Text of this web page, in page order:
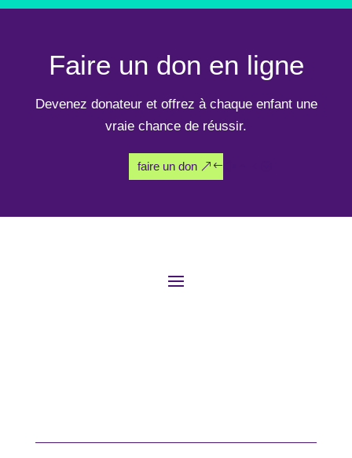
Faire un don en ligne
Devenez donateur et offrez à chaque enfant une
vraie chance de réussir.
faire un don